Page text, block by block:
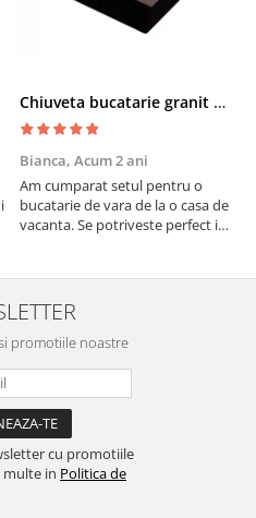
Chiuveta bucatarie granit cu finisaj negru perlat/cupru Steingran Art Copper cu dozator si baterie Quadron
Bianca, Acum 2 ani
Am cumparat setul pentru o
bucatarie de vara de la o casa de
vacanta. Se potriveste perfect in
buna, recomand cu drag !
promotiile noastre
cu promotiile
multe in Politica de